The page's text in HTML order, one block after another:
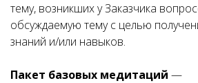
тему, возникших у Заказчика
обсуждаемую тему с целью
знаний и/или навыков.
Пакет базовых медитаций —